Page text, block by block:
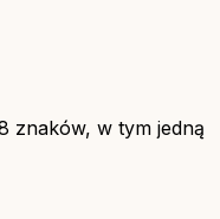
znaków, w tym jedną